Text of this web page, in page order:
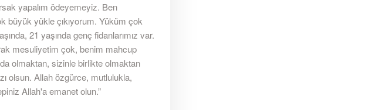
yapalım ödeyemeyiz. Ben
büyük yükle çıkıyorum. Yüküm çok
21 yaşında genç fidanlarımız var.
mesuliyetim çok, benim mahcup
olmaktan, sizinle birlikte olmaktan
olsun. Allah özgürce, mutlulukla,
Allah'a emanet olun.”